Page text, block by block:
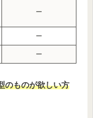
ー
ー
ー
のものが欲しい方